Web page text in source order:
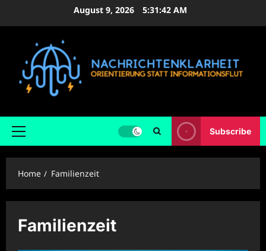
August 9, 2026 5:31:43 AM
Primary
Subscribe
Home Familienzeit
Familienzeit